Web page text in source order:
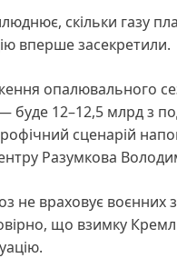
скільки газу
вперше засекретили.
опалювального
буде 12–12,5 млрд з
сценарій
Разумкова
не враховує воєнних
що взимку